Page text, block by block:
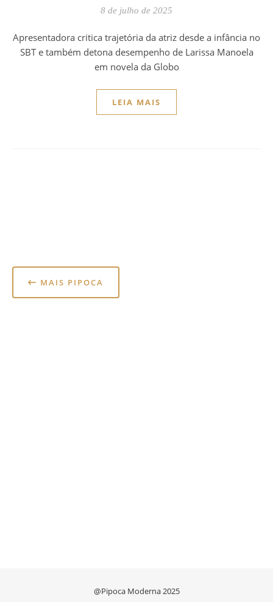
8 de julho de 2025
Apresentadora critica trajetória da atriz desde a infância no
SBT e também detona desempenho de Larissa Manoela
em novela da Globo
LEIA MAIS
MAIS PIPOCA
@Pipoca Moderna 2025